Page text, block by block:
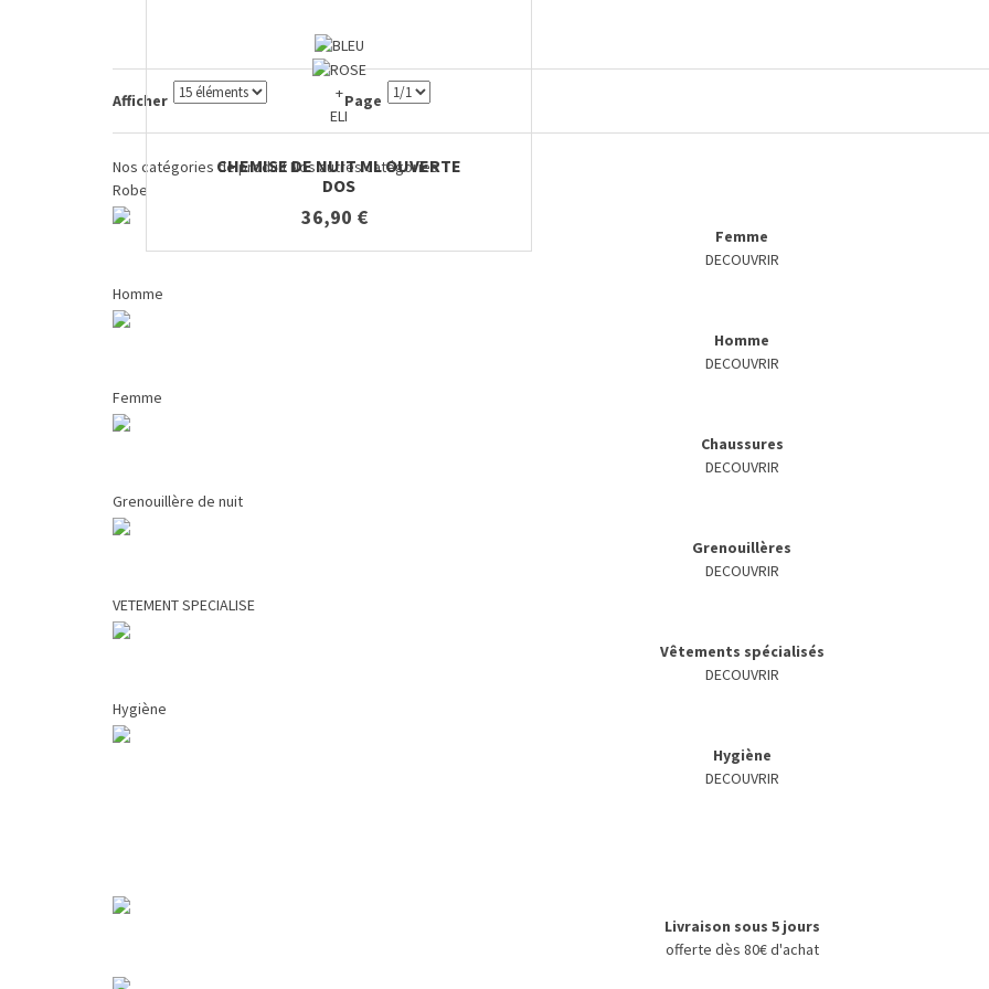
+
ELI
CHEMISE DE NUIT ML OUVERTE
DOS
36,90 €
Afficher Page
Nos catégories de produitNos autres catégories
Robe
Femme
DECOUVRIR
Homme
Homme
DECOUVRIR
Femme
Chaussures
DECOUVRIR
Grenouillère de nuit
Grenouillères
DECOUVRIR
VETEMENT SPECIALISE
Vêtements spécialisés
DECOUVRIR
Hygiène
Hygiène
DECOUVRIR
Livraison sous 5 jours
offerte dès 80€ d'achat